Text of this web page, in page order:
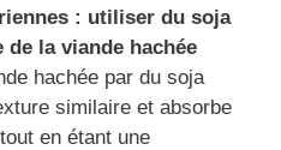
: utiliser du soja
la viande hachée
hachée par du soja
similaire et absorbe
en étant une